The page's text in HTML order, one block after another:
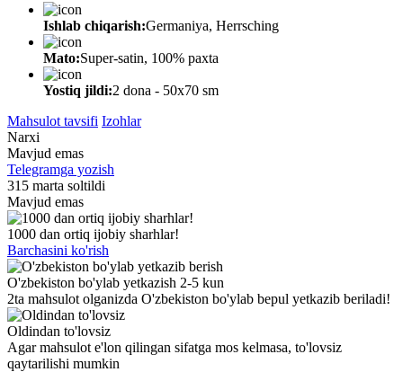
Ishlab chiqarish:Germaniya, Herrsching
Mato:Super-satin, 100% paxta
Yostiq jildi:2 dona - 50x70 sm
Mahsulot tavsifi Izohlar
Narxi
Mavjud emas
Telegramga yozish
315 marta soltildi
Mavjud emas
1000 dan ortiq ijobiy sharhlar!
Barchasini ko'rish
O'zbekiston bo'ylab yetkazish 2-5 kun
2ta mahsulot olganizda O'zbekiston bo'ylab bepul yetkazib beriladi!
Oldindan to'lovsiz
Agar mahsulot e'lon qilingan sifatga mos kelmasa, to'lovsiz
qaytarilishi mumkin